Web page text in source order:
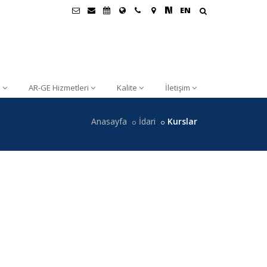
EN
AR-GE Hizmetleri Kalite İletişim
Anasayfa İdari Kurslar